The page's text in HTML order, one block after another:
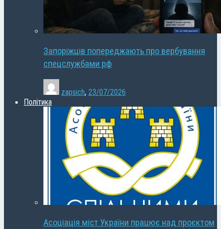
Запоріжців попереджають про вербування
спецслужбами рф
zapsich, 23/07/2026
Політика
Асоціація міст України працює над проєктом